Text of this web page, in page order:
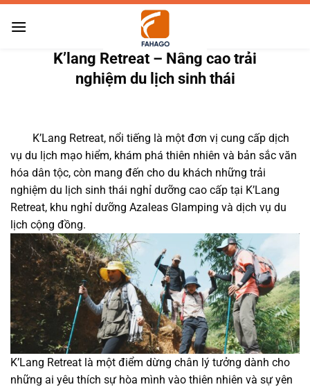
Bỏ
qua
K’lang Retreat – Nâng cao trải
nghiệm du lịch sinh thái
K’Lang Retreat, nổi tiếng là một đơn vị cung cấp dịch
vụ du lịch mạo hiểm, khám phá thiên nhiên và bản sắc văn
hóa dân tộc, còn mang đến cho du khách những trải
nghiệm du lịch sinh thái nghỉ dưỡng cao cấp tại K’Lang
Retreat, khu nghỉ dưỡng Azaleas Glamping và dịch vụ du
lịch cộng đồng.
K’Lang Retreat là một điểm dừng chân lý tưởng dành cho
những ai yêu thích sự hòa mình vào thiên nhiên và sự yên